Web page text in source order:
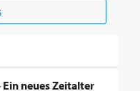
Ein neues Zeitalter